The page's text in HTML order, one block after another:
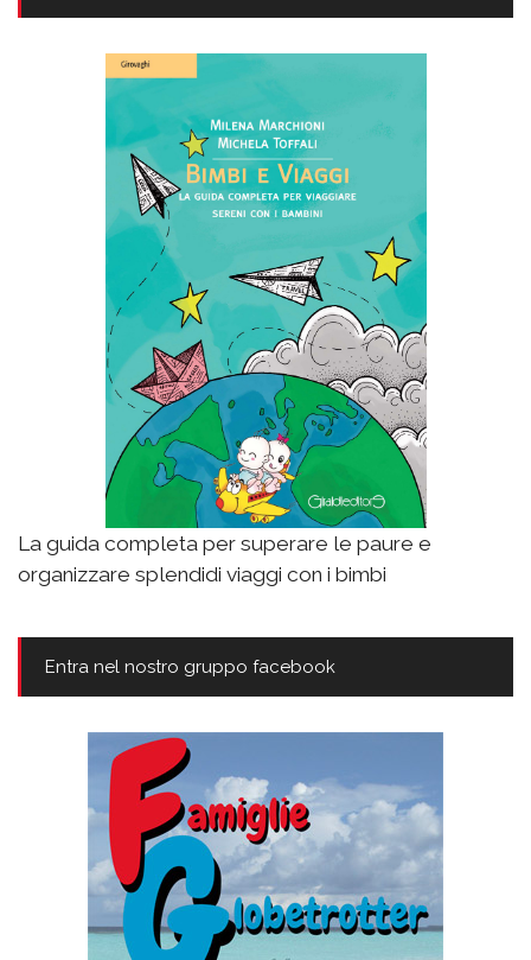
La guida completa per superare le paure e
organizzare splendidi viaggi con i bimbi
Entra nel nostro gruppo facebook